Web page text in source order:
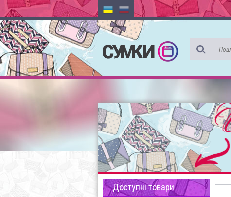
Доступні товари